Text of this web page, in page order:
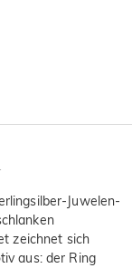
Juwelen-
zeichnet sich
aus: der Ring